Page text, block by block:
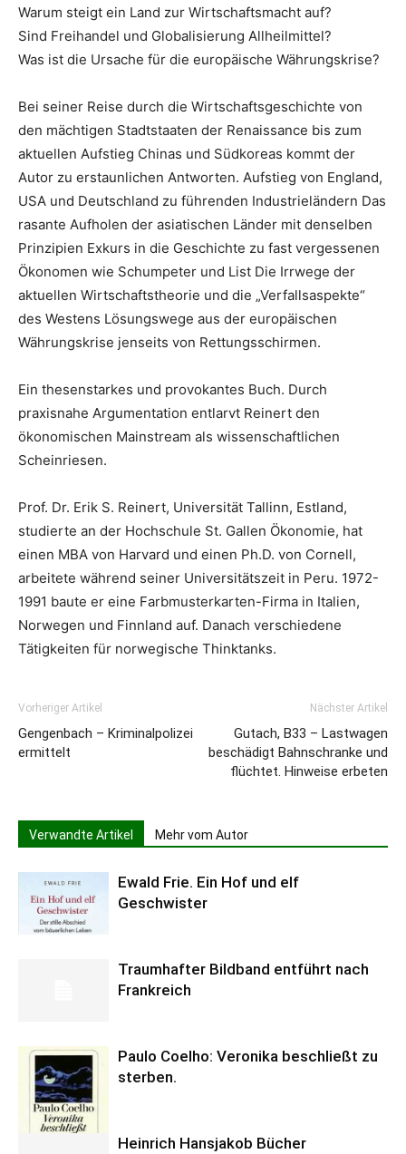
Warum steigt ein Land zur Wirtschaftsmacht auf?
Sind Freihandel und Globalisierung Allheilmittel?
Was ist die Ursache für die europäische Währungskrise?
Bei seiner Reise durch die Wirtschaftsgeschichte von
den mächtigen Stadtstaaten der Renaissance bis zum
aktuellen Aufstieg Chinas und Südkoreas kommt der
Autor zu erstaunlichen Antworten. Aufstieg von England,
USA und Deutschland zu führenden Industrieländern Das
rasante Aufholen der asiatischen Länder mit denselben
Prinzipien Exkurs in die Geschichte zu fast vergessenen
Ökonomen wie Schumpeter und List Die Irrwege der
aktuellen Wirtschaftstheorie und die „Verfallsaspekte“
des Westens Lösungswege aus der europäischen
Währungskrise jenseits von Rettungsschirmen.
Ein thesenstarkes und provokantes Buch. Durch
praxisnahe Argumentation entlarvt Reinert den
ökonomischen Mainstream als wissenschaftlichen
Scheinriesen.
Prof. Dr. Erik S. Reinert, Universität Tallinn, Estland,
studierte an der Hochschule St. Gallen Ökonomie, hat
einen MBA von Harvard und einen Ph.D. von Cornell,
arbeitete während seiner Universitätszeit in Peru. 1972-
1991 baute er eine Farbmusterkarten-Firma in Italien,
Norwegen und Finnland auf. Danach verschiedene
Tätigkeiten für norwegische Thinktanks.
Vorheriger Artikel
Gengenbach – Kriminalpolizei
ermittelt
Nächster Artikel
Gutach, B33 – Lastwagen
beschädigt Bahnschranke und
flüchtet. Hinweise erbeten
Verwandte Artikel Mehr vom Autor
Ewald Frie. Ein Hof und elf
Geschwister
Traumhafter Bildband entführt nach
Frankreich
Paulo Coelho: Veronika beschließt zu
sterben.
Heinrich Hansjakob Bücher